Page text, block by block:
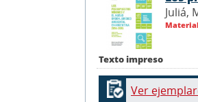
Texto impreso
Juliá,
Ver